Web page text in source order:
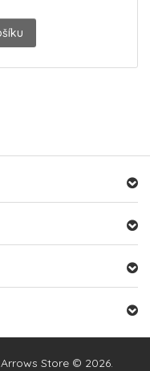
Arrows Store © 2026.